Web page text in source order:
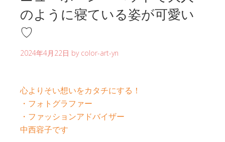
のように寝ている姿が可愛い
♡
2024年4月22日 by color-art-yn
心よりそい想いをカタチにする！
・フォトグラファー
・ファッションアドバイザー
中西容子です